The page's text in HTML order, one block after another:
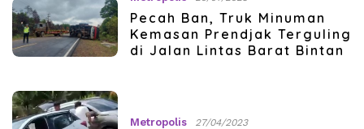
Pecah Ban, Truk Minuman
Kemasan Prendjak Terguling
di Jalan Lintas Barat Bintan
Metropolis 27/04/2023